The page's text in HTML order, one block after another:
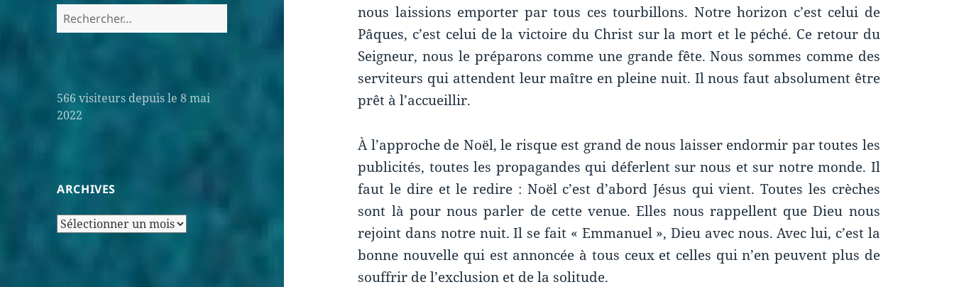
566 visiteurs depuis le 8 mai
2022
ARCHIVES
nous laissions emporter par tous ces tourbillons. Notre horizon c’est celui de
Pâques, c’est celui de la victoire du Christ sur la mort et le péché. Ce retour du
Seigneur, nous le préparons comme une grande fête. Nous sommes comme des
serviteurs qui attendent leur maître en pleine nuit. Il nous faut absolument être
prêt à l’accueillir.
À l’approche de Noël, le risque est grand de nous laisser endormir par toutes les
publicités, toutes les propagandes qui déferlent sur nous et sur notre monde. Il
faut le dire et le redire : Noël c’est d’abord Jésus qui vient. Toutes les crèches
sont là pour nous parler de cette venue. Elles nous rappellent que Dieu nous
rejoint dans notre nuit. Il se fait « Emmanuel », Dieu avec nous. Avec lui, c’est la
bonne nouvelle qui est annoncée à tous ceux et celles qui n’en peuvent plus de
souffrir de l’exclusion et de la solitude.